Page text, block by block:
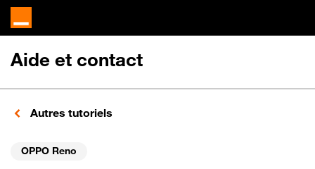
Aide et contact
Autres tutoriels
OPPO Reno